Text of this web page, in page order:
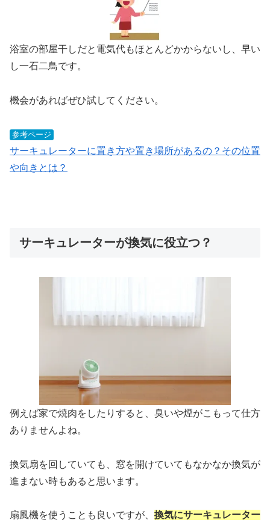
浴室の部屋干しだと電気代もほとんどかからないし、早い
し一石二鳥です。
機会があればぜひ試してください。
参考ページ
サーキュレーターに置き方や置き場所があるの？その位置
や向きとは？
サーキュレーターが換気に役立つ？
例えば家で焼肉をしたりすると、臭いや煙がこもって仕方
ありませんよね。
換気扇を回していても、窓を開けていてもなかなか換気が
進まない時もあると思います。
扇風機を使うことも良いですが、 換気にサーキュレーター